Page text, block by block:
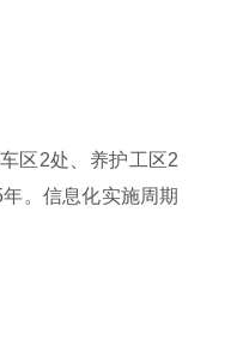
区2处、养护工区2
。信息化实施周期